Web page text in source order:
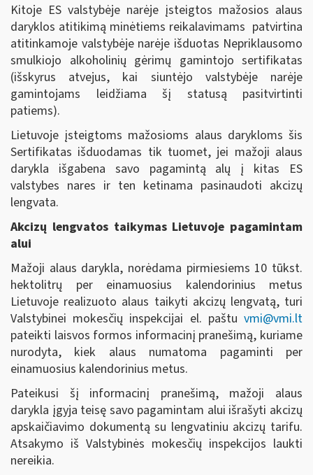
Kitoje ES valstybėje narėje įsteigtos mažosios alaus
daryklos atitikimą minėtiems reikalavimams patvirtina
atitinkamoje valstybėje narėje išduotas Nepriklausomo
smulkiojo alkoholinių gėrimų gamintojo sertifikatas
(išskyrus atvejus, kai siuntėjo valstybėje narėje
gamintojams leidžiama šį statusą pasitvirtinti
patiems).
Lietuvoje įsteigtoms mažosioms alaus darykloms šis
Sertifikatas išduodamas tik tuomet, jei mažoji alaus
darykla išgabena savo pagamintą alų į kitas ES
valstybes nares ir ten ketinama pasinaudoti akcizų
lengvata.
Akcizų lengvatos taikymas Lietuvoje pagamintam
alui
Mažoji alaus darykla, norėdama pirmiesiems 10 tūkst.
hektolitrų per einamuosius kalendorinius metus
Lietuvoje realizuoto alaus taikyti akcizų lengvatą, turi
Valstybinei mokesčių inspekcijai el. paštu vmi@vmi.lt
pateikti laisvos formos informacinį pranešimą, kuriame
nurodyta, kiek alaus numatoma pagaminti per
einamuosius kalendorinius metus.
Pateikusi šį informacinį pranešimą, mažoji alaus
darykla įgyja teisę savo pagamintam alui išrašyti akcizų
apskaičiavimo dokumentą su lengvatiniu akcizų tarifu.
Atsakymo iš Valstybinės mokesčių inspekcijos laukti
nereikia.